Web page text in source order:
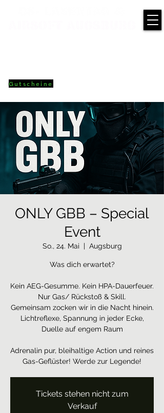
Gutscheine
ONLY GBB – Special
Event
So., 24. Mai
  |
Augsburg
Was dich erwartet?
Kein AEG-Gesumme. Kein HPA-Dauerfeuer.
Nur Gas/ Rückstoß & Skill.
Gemeinsam zocken wir in die Nacht hinein.
Lichtreflexe, Spannung in jeder Ecke,
Duelle auf engem Raum
Adrenalin pur, bleihaltige Action und reines
Gas-Geflüster! Werde zur Legende!
Tickets stehen nicht zum
Verkauf